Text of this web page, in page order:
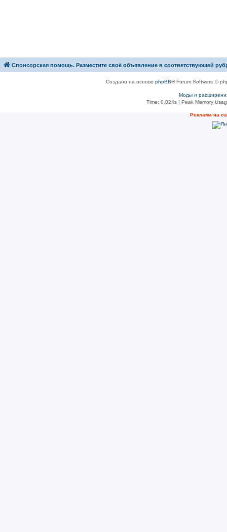
Спонсорская помощь. Разместите своё объявление в соответствующей
Создано на основе phpBB® Forum Software ©
Моды и
Time: 0.024s| Peak Memory
Рeклама на